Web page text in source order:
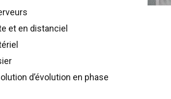
et en distanciel
d’évolution en phase